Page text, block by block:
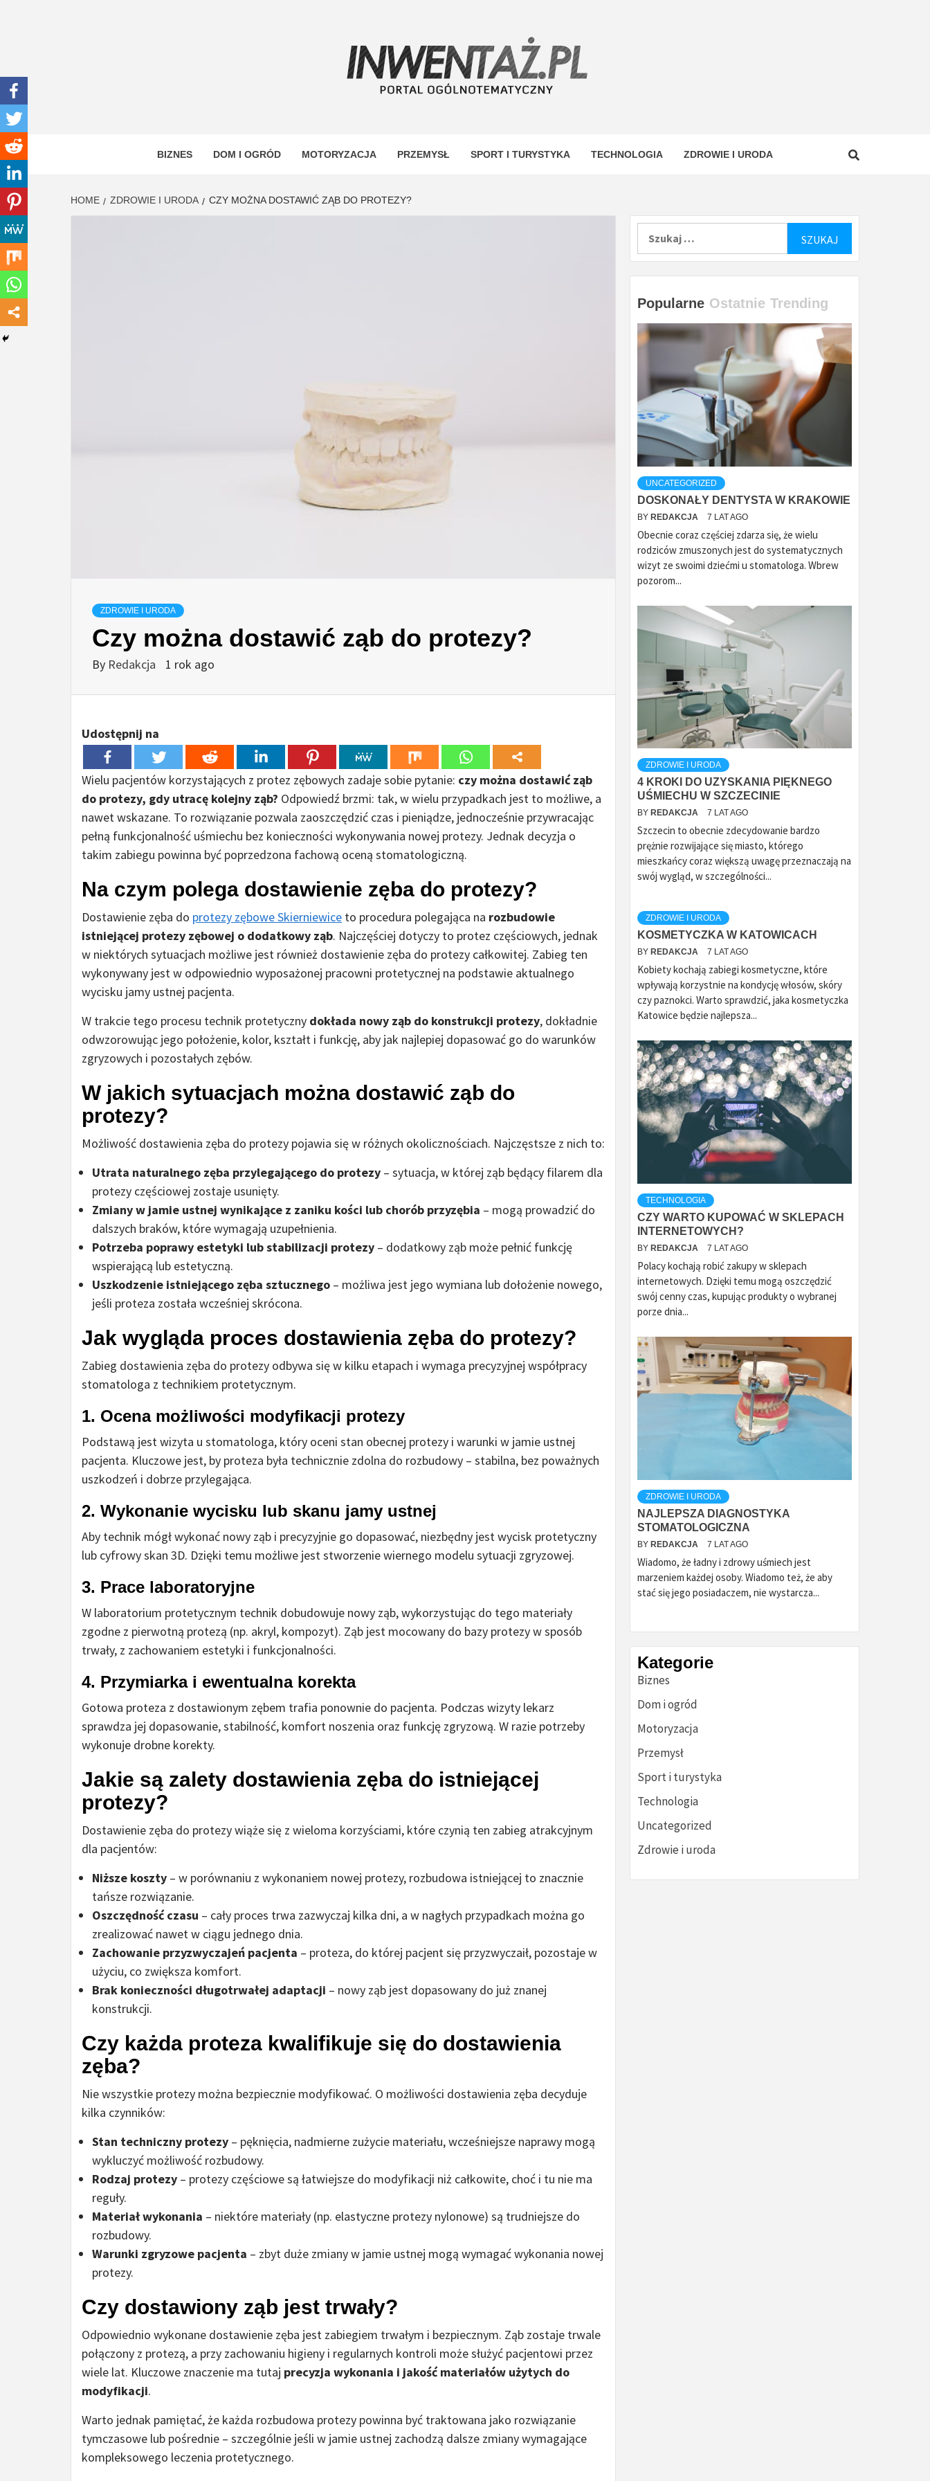
INWENTAŻ
BIZNES DOM I OGRÓD MOTORYZACJA PRZEMYSŁ SPORT I TURYSTYKA TECHNOLOGIA ZDROWIE I URODA
HOME ZDROWIE I URODA CZY MOŻNA DOSTAWIĆ ZĄB DO PROTEZY?
ZDROWIE I URODA
Czy można dostawić ząb do protezy?
By Redakcja 1 rok ago
Udostępnij na
Wielu pacjentów korzystających z protez zębowych zadaje sobie pytanie: czy można dostawić ząb
do protezy, gdy utracę kolejny ząb? Odpowiedź brzmi: tak, w wielu przypadkach jest to możliwe, a
nawet wskazane. To rozwiązanie pozwala zaoszczędzić czas i pieniądze, jednocześnie przywracając
pełną funkcjonalność uśmiechu bez konieczności wykonywania nowej protezy. Jednak decyzja o
takim zabiegu powinna być poprzedzona fachową oceną stomatologiczną.
Na czym polega dostawienie zęba do protezy?
Dostawienie zęba do protezy zębowe Skierniewice to procedura polegająca na rozbudowie
istniejącej protezy zębowej o dodatkowy ząb. Najczęściej dotyczy to protez częściowych, jednak
w niektórych sytuacjach możliwe jest również dostawienie zęba do protezy całkowitej. Zabieg ten
wykonywany jest w odpowiednio wyposażonej pracowni protetycznej na podstawie aktualnego
wycisku jamy ustnej pacjenta.
W trakcie tego procesu technik protetyczny dokłada nowy ząb do konstrukcji protezy, dokładnie
odwzorowując jego położenie, kolor, kształt i funkcję, aby jak najlepiej dopasować go do warunków
zgryzowych i pozostałych zębów.
W jakich sytuacjach można dostawić ząb do
protezy?
Możliwość dostawienia zęba do protezy pojawia się w różnych okolicznościach. Najczęstsze z nich to:
Utrata naturalnego zęba przylegającego do protezy – sytuacja, w której ząb będący filarem dla
protezy częściowej zostaje usunięty.
Zmiany w jamie ustnej wynikające z zaniku kości lub chorób przyzębia – mogą prowadzić do
dalszych braków, które wymagają uzupełnienia.
Potrzeba poprawy estetyki lub stabilizacji protezy – dodatkowy ząb może pełnić funkcję
wspierającą lub estetyczną.
Uszkodzenie istniejącego zęba sztucznego – możliwa jest jego wymiana lub dołożenie nowego,
jeśli proteza została wcześniej skrócona.
Jak wygląda proces dostawienia zęba do protezy?
Zabieg dostawienia zęba do protezy odbywa się w kilku etapach i wymaga precyzyjnej współpracy
stomatologa z technikiem protetycznym.
1. Ocena możliwości modyfikacji protezy
Podstawą jest wizyta u stomatologa, który oceni stan obecnej protezy i warunki w jamie ustnej
pacjenta. Kluczowe jest, by proteza była technicznie zdolna do rozbudowy – stabilna, bez poważnych
uszkodzeń i dobrze przylegająca.
2. Wykonanie wycisku lub skanu jamy ustnej
Aby technik mógł wykonać nowy ząb i precyzyjnie go dopasować, niezbędny jest wycisk protetyczny
lub cyfrowy skan 3D. Dzięki temu możliwe jest stworzenie wiernego modelu sytuacji zgryzowej.
3. Prace laboratoryjne
W laboratorium protetycznym technik dobudowuje nowy ząb, wykorzystując do tego materiały
zgodne z pierwotną protezą (np. akryl, kompozyt). Ząb jest mocowany do bazy protezy w sposób
trwały, z zachowaniem estetyki i funkcjonalności.
4. Przymiarka i ewentualna korekta
Gotowa proteza z dostawionym zębem trafia ponownie do pacjenta. Podczas wizyty lekarz
sprawdza jej dopasowanie, stabilność, komfort noszenia oraz funkcję zgryzową. W razie potrzeby
wykonuje drobne korekty.
Jakie są zalety dostawienia zęba do istniejącej
protezy?
Dostawienie zęba do protezy wiąże się z wieloma korzyściami, które czynią ten zabieg atrakcyjnym
dla pacjentów:
Niższe koszty – w porównaniu z wykonaniem nowej protezy, rozbudowa istniejącej to znacznie
tańsze rozwiązanie.
Oszczędność czasu – cały proces trwa zazwyczaj kilka dni, a w nagłych przypadkach można go
zrealizować nawet w ciągu jednego dnia.
Zachowanie przyzwyczajeń pacjenta – proteza, do której pacjent się przyzwyczaił, pozostaje w
użyciu, co zwiększa komfort.
Brak konieczności długotrwałej adaptacji – nowy ząb jest dopasowany do już znanej
konstrukcji.
Czy każda proteza kwalifikuje się do dostawienia
zęba?
Nie wszystkie protezy można bezpiecznie modyfikować. O możliwości dostawienia zęba decyduje
kilka czynników:
Stan techniczny protezy – pęknięcia, nadmierne zużycie materiału, wcześniejsze naprawy mogą
wykluczyć możliwość rozbudowy.
Rodzaj protezy – protezy częściowe są łatwiejsze do modyfikacji niż całkowite, choć i tu nie ma
reguły.
Materiał wykonania – niektóre materiały (np. elastyczne protezy nylonowe) są trudniejsze do
rozbudowy.
Warunki zgryzowe pacjenta – zbyt duże zmiany w jamie ustnej mogą wymagać wykonania nowej
protezy.
Czy dostawiony ząb jest trwały?
Odpowiednio wykonane dostawienie zęba jest zabiegiem trwałym i bezpiecznym. Ząb zostaje trwale
połączony z protezą, a przy zachowaniu higieny i regularnych kontroli może służyć pacjentowi przez
wiele lat. Kluczowe znaczenie ma tutaj precyzja wykonania i jakość materiałów użytych do
modyfikacji.
Warto jednak pamiętać, że każda rozbudowa protezy powinna być traktowana jako rozwiązanie
tymczasowe lub pośrednie – szczególnie jeśli w jamie ustnej zachodzą dalsze zmiany wymagające
kompleksowego leczenia protetycznego.
Popularne Ostatnie Trending
UNCATEGORIZED
DOSKONAŁY DENTYSTA W KRAKOWIE
BY REDAKCJA 7 LAT AGO
Obecnie coraz częściej zdarza się, że wielu
rodziców zmuszonych jest do systematycznych
wizyt ze swoimi dziećmi u stomatologa. Wbrew
pozorom...
ZDROWIE I URODA
4 KROKI DO UZYSKANIA PIĘKNEGO
UŚMIECHU W SZCZECINIE
BY REDAKCJA 7 LAT AGO
Szczecin to obecnie zdecydowanie bardzo
prężnie rozwijające się miasto, którego
mieszkańcy coraz większą uwagę przeznaczają na
swój wygląd, w szczególności...
ZDROWIE I URODA
KOSMETYCZKA W KATOWICACH
BY REDAKCJA 7 LAT AGO
Kobiety kochają zabiegi kosmetyczne, które
wpływają korzystnie na kondycję włosów, skóry
czy paznokci. Warto sprawdzić, jaka kosmetyczka
Katowice będzie najlepsza...
TECHNOLOGIA
CZY WARTO KUPOWAĆ W SKLEPACH
INTERNETOWYCH?
BY REDAKCJA 7 LAT AGO
Polacy kochają robić zakupy w sklepach
internetowych. Dzięki temu mogą oszczędzić
swój cenny czas, kupując produkty o wybranej
porze dnia...
ZDROWIE I URODA
NAJLEPSZA DIAGNOSTYKA
STOMATOLOGICZNA
BY REDAKCJA 7 LAT AGO
Wiadomo, że ładny i zdrowy uśmiech jest
marzeniem każdej osoby. Wiadomo też, że aby
stać się jego posiadaczem, nie wystarcza...
Kategorie
Biznes
Dom i ogród
Motoryzacja
Przemysł
Sport i turystyka
Technologia
Uncategorized
Zdrowie i uroda